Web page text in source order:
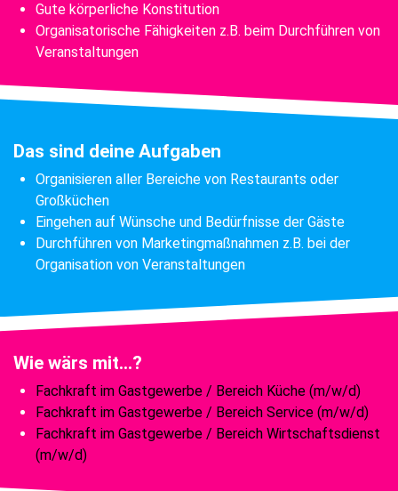
Gute körperliche Konstitution
Organisatorische Fähigkeiten z.B. beim Durchführen von
Veranstaltungen
Das sind deine Aufgaben
Organisieren aller Bereiche von Restaurants oder
Großküchen
Eingehen auf Wünsche und Bedürfnisse der Gäste
Durchführen von Marketingmaßnahmen z.B. bei der
Organisation von Veranstaltungen
Wie wärs mit...?
Fachkraft im Gastgewerbe / Bereich Küche (m/w/d)
Fachkraft im Gastgewerbe / Bereich Service (m/w/d)
Fachkraft im Gastgewerbe / Bereich Wirtschaftsdienst
(m/w/d)